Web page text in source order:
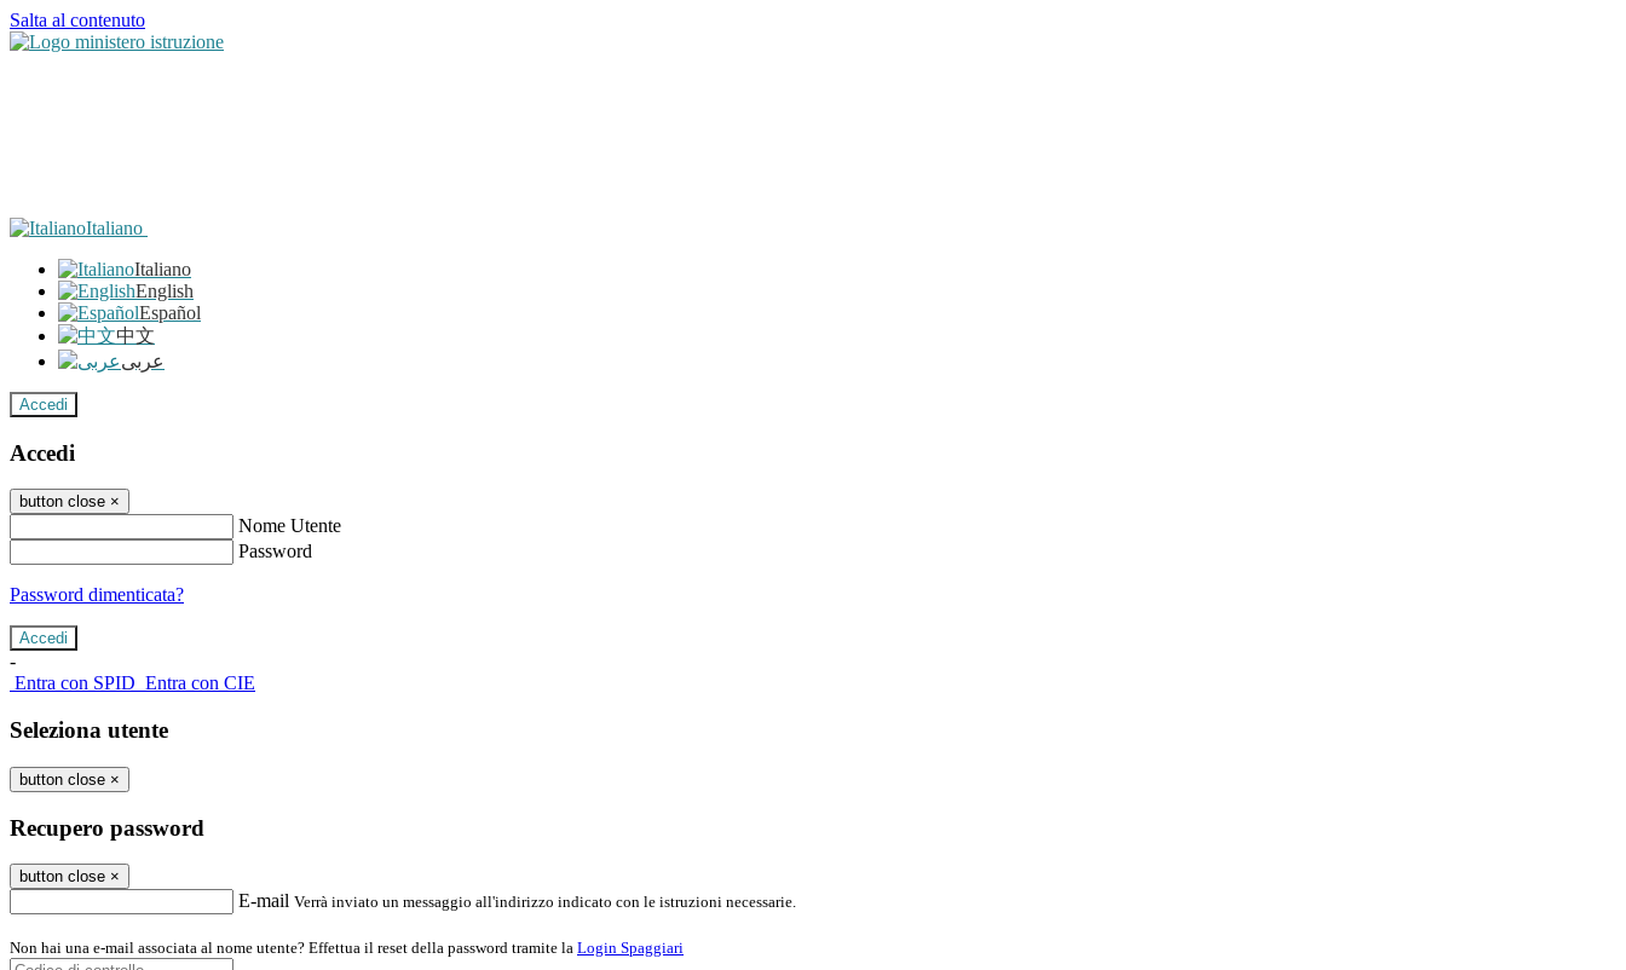
Salta al contenuto
Italiano
Italiano
English
Español
中文
عربى
Accedi
Accedi
button close ×
Nome Utente
Password
Password dimenticata?
-
Entra con SPID Entra con CIE
Seleziona utente
button close ×
Recupero password
button close ×
E-mail Verrà inviato un messaggio all'indirizzo indicato con le istruzioni necessarie.
Non hai una e-mail associata al nome utente? Effettua il reset della password tramite la Login Spaggiari